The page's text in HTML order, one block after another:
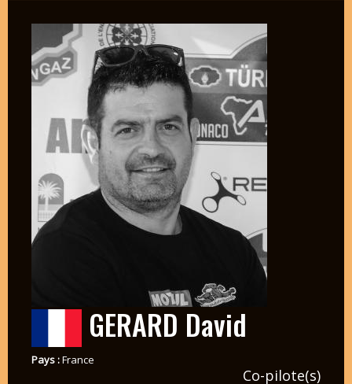
GERARD David
Pays :France
Co-pilote(s)